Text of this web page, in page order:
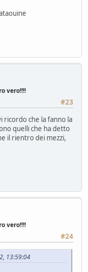
vero!!!!
#23
ricordo che la fanno la
quelli che ha detto
il rientro dei mezzi,
vero!!!!
#24
13:59:04